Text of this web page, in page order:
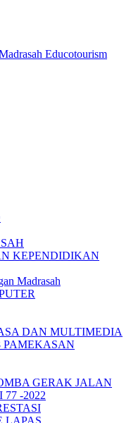
Educotourism
KEPENDIDIKAN
Madrasah
DAN MULTIMEDIA
PAMEKASAN
GERAK JALAN
-2022
LAPAS